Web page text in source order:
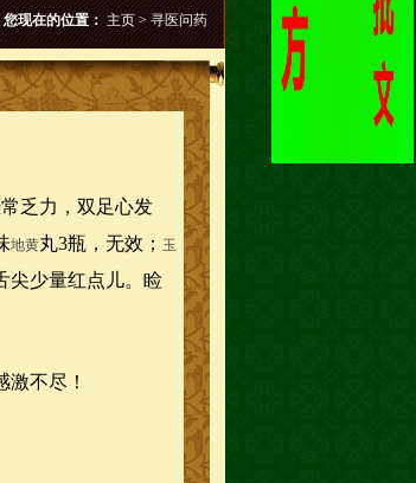
您现在的位置： 主页>寻医问药
乏力，双足心发
地黄丸3瓶，无效； 玉
尖少量红点儿。睑
不尽！